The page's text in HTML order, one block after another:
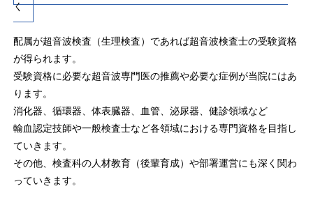
く
配属が超音波検査（生理検査）であれば超音波検査士の受験資格
が得られます。
受験資格に必要な超音波専門医の推薦や必要な症例が当院にはあ
ります。
消化器、循環器、体表臓器、血管、泌尿器、健診領域など
輸血認定技師や一般検査士など各領域における専門資格を目指し
ていきます。
その他、検査科の人材教育（後輩育成）や部署運営にも深く関わ
っていきます。